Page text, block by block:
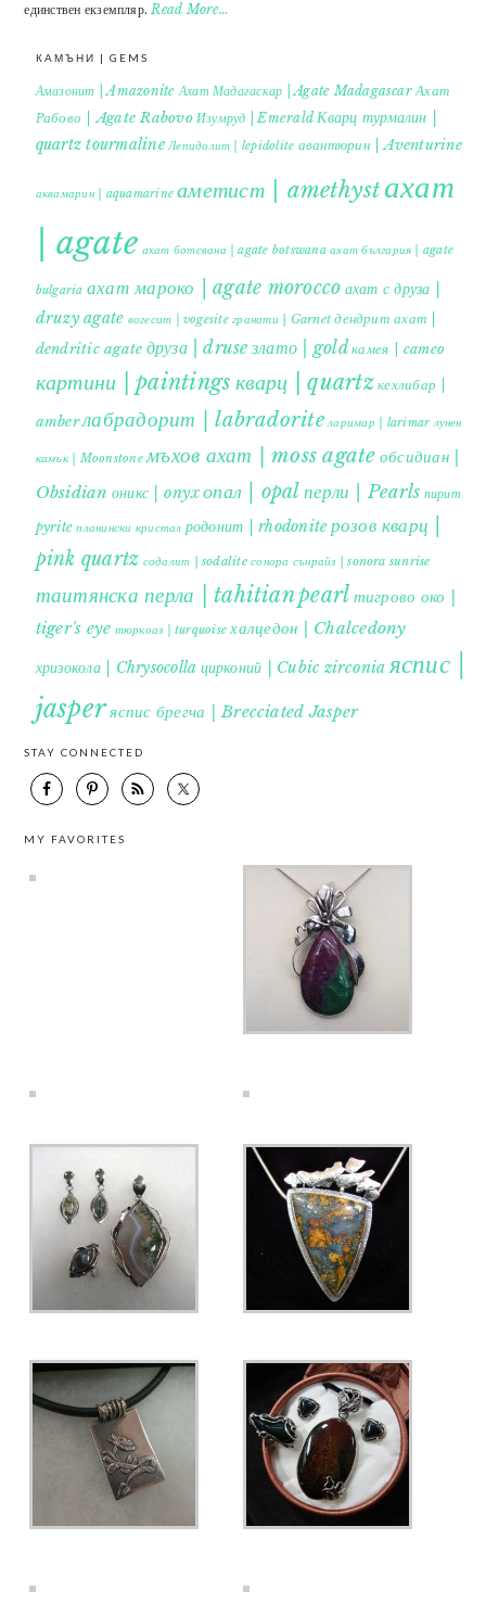
единствен екземпляр.Read More…
КАМЪНИ | GEMS
Амазонит | Amazonite Ахат Мадагаскар | Agate Madagascar Ахат
Рабово | Agate Rabovo Изумруд | Emerald Кварц турмалин |
quartz tourmaline Лепидолит | lepidolite авантюрин | Aventurine
аквамарин | aquamarine аметист | amethystахат
| agate ахат ботсвана | agate botswana ахат българия | agate
bulgaria ахат мароко | agate morocco ахат с друза |
druzy agate вогесит | vogesite гранати | Garnet дендрит ахат |
dendritic agate друза | druse злато | gold камея | cameo
картини | paintings кварц | quartzкехлибар |
amberлабрадорит | labradorite ларимар | larimar лунен
камък | Moonstone мъхов ахат | moss agate обсидиан |
Obsidian оникс | onyxопал | opal перли | Pearls пирит |
pyrite планински кристал родонит | rhodonite розов кварц |
pink quartz содалит | sodalite сонора сънрайз | sonora sunrise
таитянска перла | tahitian pearl тигрово око |
tiger's eye тюркоаз | turquoise халцедон | Chalcedony
хризокола | Chrysocolla цирконий | Cubic zirconia яспис |
jasperяспис брегча | Brecciated Jasper
STAY CONNECTED
MY FAVORITES